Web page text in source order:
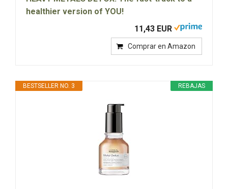
healthier version of YOU!
11,43 EUR
Comprar en Amazon
REBAJAS
BESTSELLER NO. 3